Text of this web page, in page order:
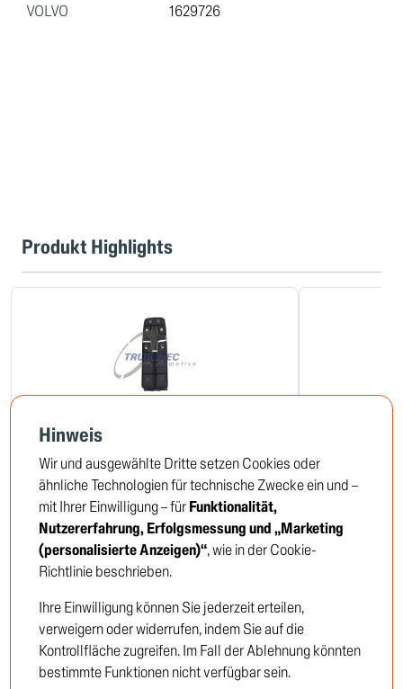
VOLVO
1629726
Produkt Highlights
Schalter, Fensterheber
03.42.137
Um die Preise zu sehen,
müssen Sie sich anmelden oder
Einloggen
Neukunde
04.24.193
Hinweis
Wir und ausgewählte Dritte setzen Cookies oder
ähnliche Technologien für technische Zwecke ein und –
mit Ihrer Einwilligung – fürFunktionalität,
Nutzererfahrung, Erfolgsmessung und „Marketing
(personalisierte Anzeigen)“, wie in der Cookie-
Richtlinie beschrieben.
Ihre Einwilligung können Sie jederzeit erteilen,
verweigern oder widerrufen, indem Sie auf die
Kontrollfläche zugreifen. Im Fall der Ablehnung könnten
bestimmte Funktionen nicht verfügbar sein.